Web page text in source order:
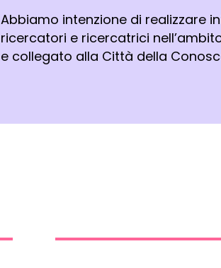
Abbiamo intenzione di realizzare
ricercatori e ricercatrici
e collegato alla Città della